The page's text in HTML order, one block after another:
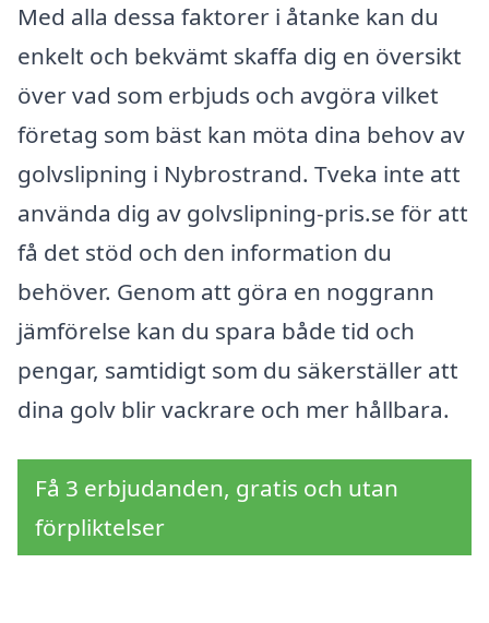
Med alla dessa faktorer i åtanke kan du
enkelt och bekvämt skaffa dig en översikt
över vad som erbjuds och avgöra vilket
företag som bäst kan möta dina behov av
golvslipning i Nybrostrand. Tveka inte att
använda dig av golvslipning-pris.se för att
få det stöd och den information du
behöver. Genom att göra en noggrann
jämförelse kan du spara både tid och
pengar, samtidigt som du säkerställer att
dina golv blir vackrare och mer hållbara.
Få 3 erbjudanden, gratis och utan
förpliktelser